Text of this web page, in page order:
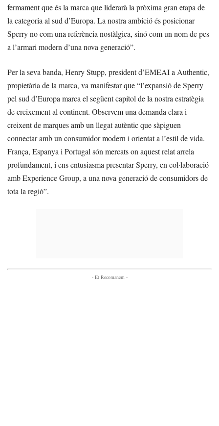
fermament que és la marca que liderarà la pròxima gran etapa de
la categoria al sud d’Europa. La nostra ambició és posicionar
Sperry no com una referència nostàlgica, sinó com un nom de pes
a l’armari modern d’una nova generació”.
Per la seva banda, Henry Stupp, president d’EMEAI a Authentic,
propietària de la marca, va manifestar que “l’expansió de Sperry
pel sud d’Europa marca el següent capítol de la nostra estratègia
de creixement al continent. Observem una demanda clara i
creixent de marques amb un llegat autèntic que sàpiguen
connectar amb un consumidor modern i orientat a l’estil de vida.
França, Espanya i Portugal són mercats on aquest relat arrela
profundament, i ens entusiasma presentar Sperry, en col·laboració
amb Experience Group, a una nova generació de consumidors de
tota la regió”.
- Et Recomanem -